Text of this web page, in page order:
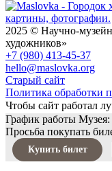
2025 © Научно-
художников»
+7 (980) 413-45-37
hello@maslovka.org
Старый сайт
Политика обработки
Чтобы сайт работал
График работы Музея:
Просьба покупать
Купить билет